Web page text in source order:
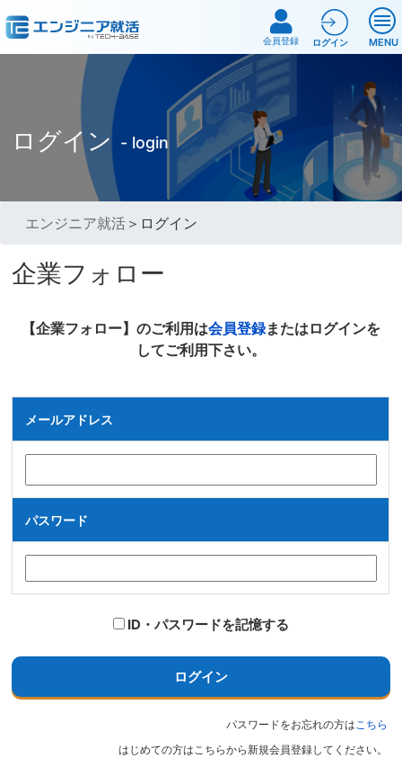
MENU
会員登録 ログイン
ログイン - login
エンジニア就活 ＞ログイン
企業フォロー
【企業フォロー】のご利用は会員登録またはログインを
してご利用下さい。
メールアドレス
パスワード
ID・パスワードを記憶する
ログイン
パスワードをお忘れの方はこちら
はじめての方はこちらから新規会員登録してください。